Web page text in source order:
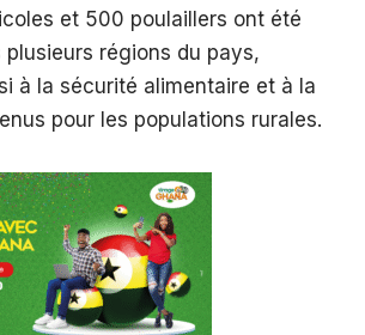
et 500 poulaillers ont été
régions du pays,
à la sécurité alimentaire et à la
pour les populations rurales.